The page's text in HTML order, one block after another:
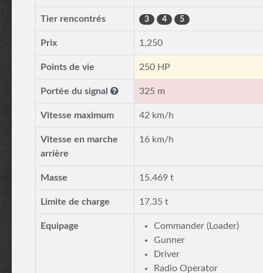
Tier rencontrés 3 4 5
Prix 1,250
Points de vie 250 HP
Portée du signal 325 m
Vitesse maximum 42 km/h
Vitesse en marche
arrière
16 km/h
Masse 15.469 t
Limite de charge 17.35 t
Equipage
Commander (Loader)
Gunner
Driver
Radio Operator